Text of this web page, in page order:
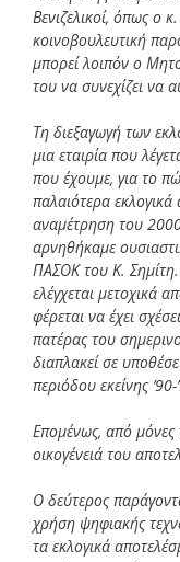
Βενιζελικοί, όπως ο
κοινοβουλευτική
μπορεί λοιπόν ο
του να συνεχίζει να
Τη διεξαγωγή των
μια εταιρία που
που έχουμε, για το
παλαιότερα
αναμέτρηση του
αρνηθήκαμε
ΠΑΣΟΚ του Κ.
ελέγχεται μετοχικά
φέρεται να έχει
πατέρας του
διαπλακεί σε
περιόδου εκείνης ’90-
Επομένως, από μόνες
οικογένειά του
Ο δεύτερος
χρήση ψηφιακής
τα εκλογικά